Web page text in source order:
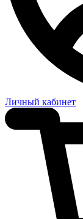
Личный кабинет